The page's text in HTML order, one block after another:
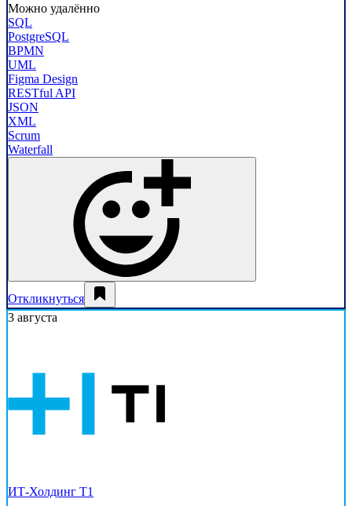
Можно удалённо
SQL
PostgreSQL
BPMN
UML
Figma Design
RESTful API
JSON
XML
Scrum
Waterfall
Откликнуться
3 августа
ИТ-Холдинг Т1